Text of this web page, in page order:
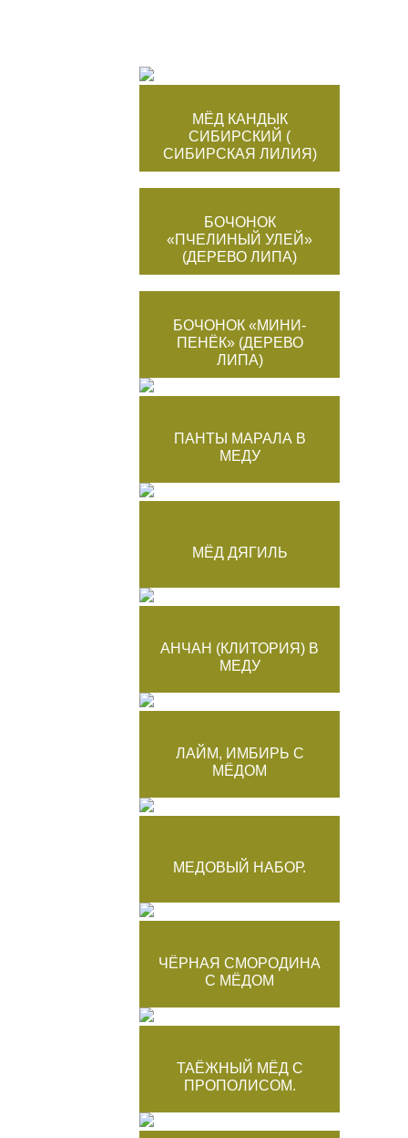
МЁД КАНДЫК
СИБИРСКИЙ (
СИБИРСКАЯ ЛИЛИЯ)
БОЧОНОК
«ПЧЕЛИНЫЙ УЛЕЙ»
(ДЕРЕВО ЛИПА)
БОЧОНОК «МИНИ-
ПЕНЁК» (ДЕРЕВО
ЛИПА)
ПАНТЫ МАРАЛА В
МЕДУ
МЁД ДЯГИЛЬ
АНЧАН (КЛИТОРИЯ) В
МЕДУ
ЛАЙМ, ИМБИРЬ С
МЁДОМ
МЕДОВЫЙ НАБОР.
ЧЁРНАЯ СМОРОДИНА
С МЁДОМ
ТАЁЖНЫЙ МЁД С
ПРОПОЛИСОМ.